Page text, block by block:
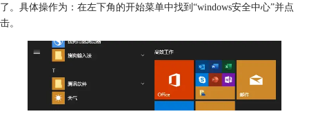
了。具体操作为：在左下角的开始菜单中找到“windows安全中心”并点
击。